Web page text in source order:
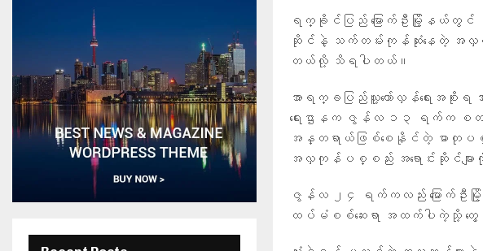
ရက္ခိုင်ပြည် မြောက်ဦးမြို့နယ်တွင်
ဆိုင်နဲ့ သက်တမ်းကုန်ဆုံးနေတဲ့ အလှကုန်
တယ်လို့ သိရပါတယ်။
အာရက္ခပြည်သူ့တော်လှန်ရေးအစိုးရ အာ
ရေးဌာနက ဇွန်လ ၁၃ ရက်က စတင်
အန္တရာယ်ဖြစ်စေနိုင်တဲ့ ဓာတုပစ္
အလှကုန်ပစ္စည်း အရောင်းဆိုင်မျာ
ဇွန်လ ၂၄ ရက်ကလည်း မြောက်ဦး
ထပ်မံစစ်ဆေးရာ အထက်ပါကဲ့သို့ တွ